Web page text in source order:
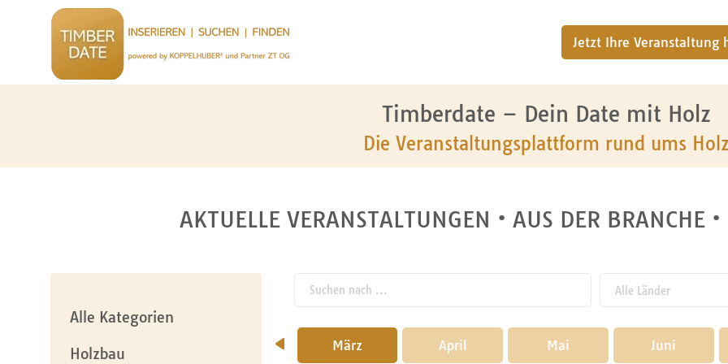
Jetzt Ihre Veranstaltung
Timberdate – Dein Date mit Holz
Die Veranstaltungsplattform rund ums Holz
AKTUELLE VERANSTALTUNGEN • AUS DER BRANCHE
Alle Kategorien
Holzbau
Suchen nach ...
pw_l
März April Mai Juni